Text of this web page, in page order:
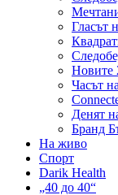
Гласът
Новите
Часът
Денят
Бранд
На живо
Спорт
Darik Health
„40 до 40“